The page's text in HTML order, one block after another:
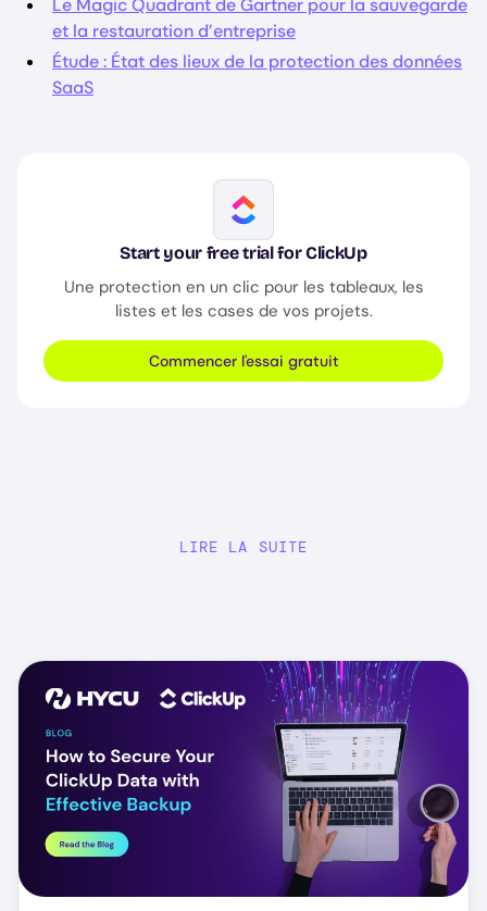
Le Magic Quadrant de Gartner pour la sauvegarde
et la restauration d’entreprise
Étude : État des lieux de la protection des données
SaaS
Image
Start your free trial for ClickUp
Une protection en un clic pour les tableaux, les
listes et les cases de vos projets.
Commencer l'essai gratuit
LIRE LA SUITE